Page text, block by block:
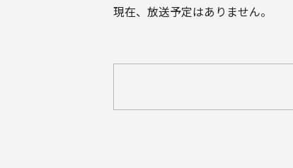
現在、放送予定はありません。